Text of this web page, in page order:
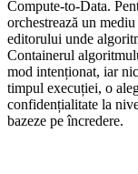
Compute-to-Data.
orchestrează un
editorului unde
Containerul
mod intenționat, iar
timpul execuției, o
confidențialitate la
bazeze pe încredere.